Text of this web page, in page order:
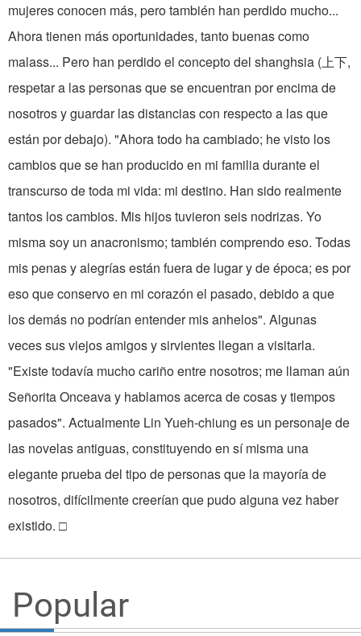
mujeres conocen más, pero también han perdido mucho...
Ahora tienen más oportunidades, tanto buenas como
malass... Pero han perdido el concepto del shanghsia (上下,
respetar a las personas que se encuentran por encima de
nosotros y guardar las distancias con respecto a las que
están por debajo). "Ahora todo ha cambiado; he visto los
cambios que se han producido en mi familia durante el
transcurso de toda mi vida: mi destino. Han sido realmente
tantos los cambios. Mis hijos tuvieron seis nodrizas. Yo
misma soy un anacronismo; también comprendo eso. Todas
mis penas y alegrías están fuera de lugar y de época; es por
eso que conservo en mi corazón el pasado, debido a que
los demás no podrían entender mis anhelos". Algunas
veces sus viejos amigos y sirvientes llegan a visitarla.
"Existe todavía mucho cariño entre nosotros; me llaman aún
Señorita Onceava y hablamos acerca de cosas y tiempos
pasados". Actualmente Lin Yueh-chiung es un personaje de
las novelas antiguas, constituyendo en sí misma una
elegante prueba del tipo de personas que la mayoría de
nosotros, difícilmente creerían que pudo alguna vez haber
existido. □
Popular